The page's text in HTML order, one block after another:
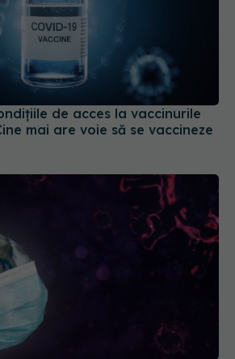
de acces la vaccinurile
mai are voie să se vaccineze